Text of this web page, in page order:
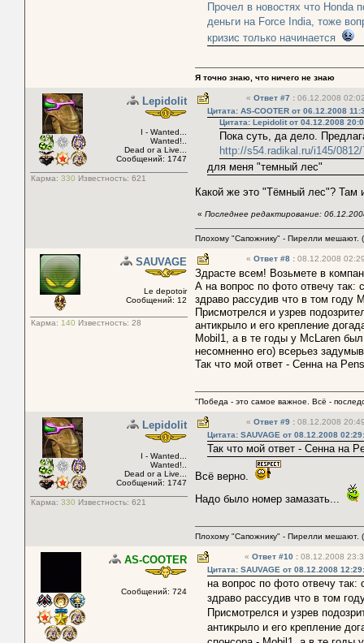
Прочел в новостях что Honda
деньги на Force India, тоже
кризис только начинается
Я точно знаю, что ничего не знаю
Lepidolit
I - Wanted...
Wanted!..
Dead or a Live...
Сообщений: 1747
Карма: 330 Известность: 621
« Ответ #7 : 06.12.2008
Цитата: AS-COOTER от 06.12.2008
Цитата: Lepidolit от 04.12.2008
Пока суть, да дело.
http://s54.radikal.ru/i145/
для меня "темный лес"
Какой же это "Тёмный лес"? Там
« Последнее редактирование:
Плохому "Сапожнику" - Пирелли мешают.
SAUVAGE
Le depotoir
Сообщений: 12
Карма: 140 Известность: 28
« Ответ #8 : 08.12.2008
Здрасте всем! Возьмете в
А на вопрос по фото отвечу так:
здраво рассудив что в том году
Присмотрелся и узрев
антикрыло и его крепление
Mobil1, а в те годы у McLaren
несомненно его) всерьез
Так что мой ответ - Сенна на
"Победа - это самое важное. Всё -
Lepidolit
I - Wanted...
Wanted!..
Dead or a Live...
Сообщений: 1747
Карма: 330 Известность: 621
« Ответ #9 : 08.12.2008
Цитата: SAUVAGE от 08.12.2008
Так что мой ответ - Сенна на
Всё верно.
Надо было номер замазать...
Плохому "Сапожнику" - Пирелли мешают.
AS-COOTER
Сообщений: 724
« Ответ #10 : 08.12.2008
Цитата: SAUVAGE от 08.12.2008
на вопрос по фото отвечу
здраво рассудив что в том
Присмотрелся и узрев
антикрыло и его крепление